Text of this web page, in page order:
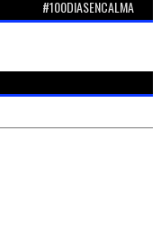
#100DIASENCALMA